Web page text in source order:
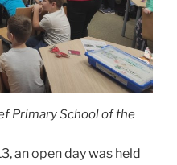
Primary School of the
an open day was held